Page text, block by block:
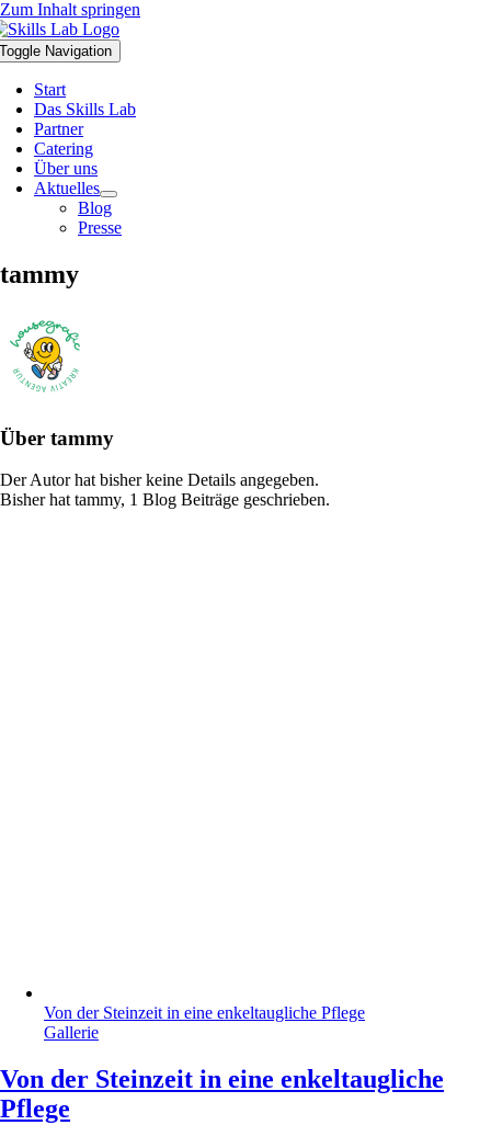
Zum Inhalt springen
Toggle Navigation
Start
Das Skills Lab
Partner
Catering
Über uns
Aktuelles
Blog
Presse
tammy
Über tammy
Der Autor hat bisher keine Details angegeben.
Bisher hat tammy, 1 Blog Beiträge geschrieben.
Von der Steinzeit in eine enkeltaugliche Pflege
Gallerie
Von der Steinzeit in eine enkeltaugliche
Pflege